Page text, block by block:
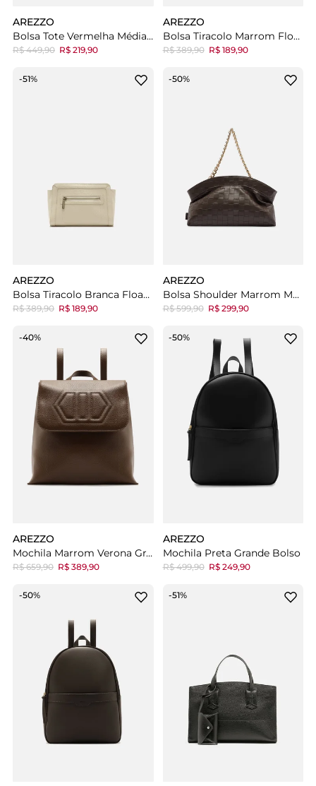
AREZZO
Bolsa Tote Vermelha Média Bag Charm
R$ 449,90 R$ 219,90
AREZZO
Bolsa Tiracolo Marrom Floater Pequena
R$ 389,90 R$ 189,90
-51%
AREZZO
Bolsa Tiracolo Branca Floater Pequena
R$ 389,90 R$ 189,90
-50%
AREZZO
Bolsa Shoulder Marrom Média Tressê
R$ 599,90 R$ 299,90
-40%
AREZZO
Mochila Marrom Verona Grande
R$ 659,90 R$ 389,90
-50%
AREZZO
Mochila Preta Grande Bolso
R$ 499,90 R$ 249,90
-50% -51%